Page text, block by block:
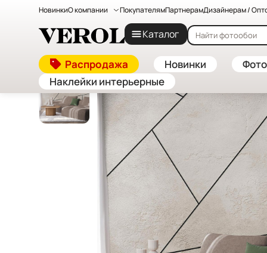
НовинкиО компании ПокупателямПартнерамДизайнерам /
Каталог
Распродажа Новинки
Наклейки интерьерные
Главная—Каталог—Флизелиновые фотообои на заказ —